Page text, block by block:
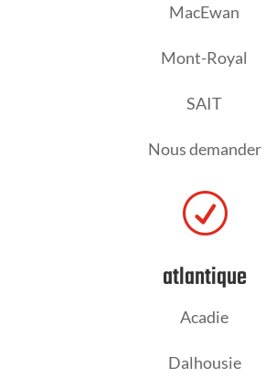
MacEwan
Mont-Royal
SAIT
Nous demander
R
atlantique
Acadie
Dalhousie